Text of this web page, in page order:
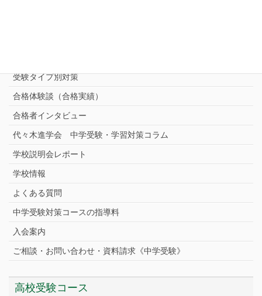
受験タイプ別対策
合格体験談（合格実績）
合格者インタビュー
代々木進学会 中学受験・学習対策コラム
学校説明会レポート
学校情報
よくある質問
中学受験対策コースの指導料
入会案内
ご相談・お問い合わせ・資料請求《中学受験》
高校受験コース